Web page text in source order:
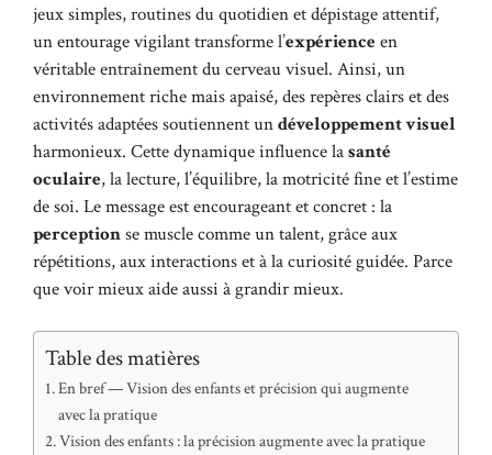
jeux simples, routines du quotidien et dépistage attentif,
un entourage vigilant transforme l’expérienceen
véritable entraînement du cerveau visuel. Ainsi, un
environnement riche mais apaisé, des repères clairs et des
activités adaptées soutiennent undéveloppement visuel
harmonieux. Cette dynamique influence lasanté
oculaire, la lecture, l’équilibre, la motricité fine et l’estime
de soi. Le message est encourageant et concret : la
perceptionse muscle comme un talent, grâce aux
répétitions, aux interactions et à la curiosité guidée. Parce
que voir mieux aide aussi à grandir mieux.
Table des matières
En bref — Vision des enfants et précision qui augmente
avec la pratique
Vision des enfants : la précision augmente avec la pratique